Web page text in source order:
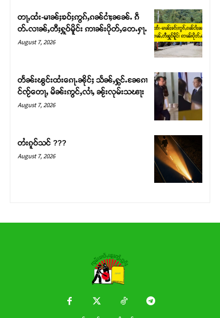
Support SHAN
တႃႇႁႂ်ႈသဵင်ၵၢင်ၸႂ်ၵူၼ်းမိူင်း ၵူႈတီႈၵူႈလႅၼ်ပေႃးတေၸွ
ဝ်ႇၽူႈတွႆႇႁွၵ်ႈ လႆႈယူႇၶႃႈဢေႃႈ။
တႃႇထႆး-မၢၼ်ႈၶဝ်ႈဢွၵ်ႇၵၼ်ငၢႆႈၼၼ်ႉ ၵဵ
တ်ႉလၢၼ်ႇတီႈႁူဝ်မိူင်း ဢၢၼ်းပိုတ်ႇတေႉႁႃႉ
August 7, 2026
တႅၼ်းၽွင်းထႆးၵေႃႉၼိုင်ႈ သႅၼ်ႇႁွင်ႉၼႄၵၢ
င်ၸႂ်တေႃႇ မိၼ်းဢွင်ႇလၢႆႇ ၼႂ်းလုမ်းသၽႃး
August 7, 2026
တႆးၵူဝ်သင် ???
August 7, 2026